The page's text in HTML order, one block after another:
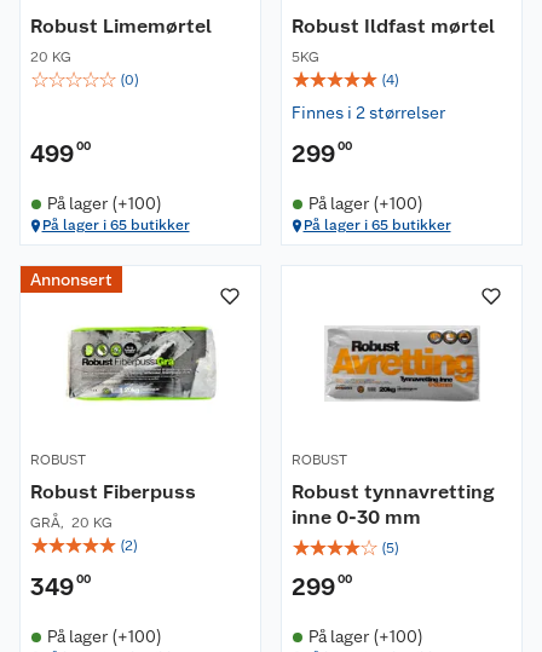
Robust Limemørtel
20 KG
☆☆☆☆☆ (0)
49900
På lager (+100)
På lager i 65 butikker
Robust Ildfast mørtel
5KG
☆☆☆☆☆ (4)
Finnes i 2 størrelser
29900
På lager (+100)
På lager i 65 butikker
Annonsert
ROBUST
Robust Fiberpuss
GRÅ, 20 KG
☆☆☆☆☆ (2)
34900
På lager (+100)
ROBUST
Robust tynnavretting
inne 0-30 mm
☆☆☆☆☆ (5)
29900
På lager (+100)